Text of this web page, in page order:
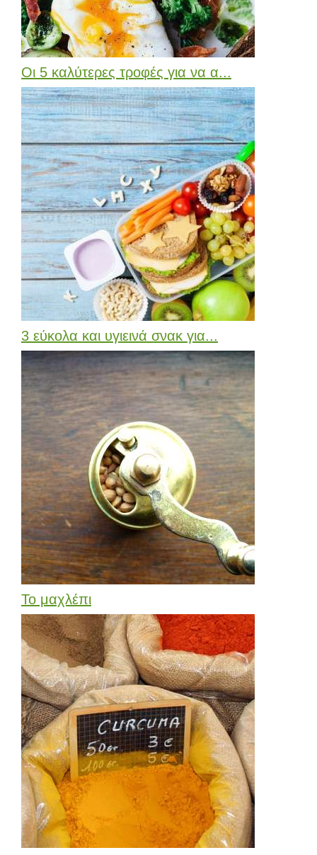
Οι 5 καλύτερες τροφές για να α...
3 εύκολα και υγιεινά σνακ για...
Το μαχλέπι